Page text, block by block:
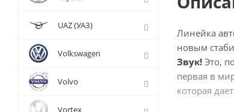
Линейка
новым
Звук! Это,
первая в
которая
UAZ (УАЗ)
Volkswagen
Volvo
Vortex